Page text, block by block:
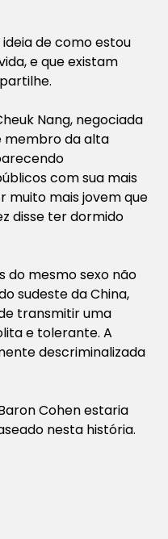
de como estou
e que existam
Nang, negociada
membro da alta
com sua mais
muito mais jovem que
disse ter dormido
do mesmo sexo não
sudeste da China,
transmitir uma
e tolerante. A
descriminalizada
Cohen estaria
nesta história.